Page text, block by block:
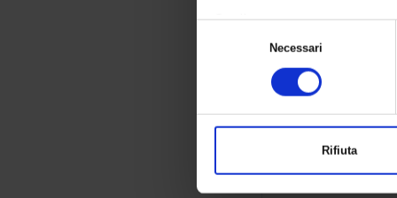
Con il tuo consenso, vorremmo
raccogliere informazioni
Approfondisci come vengono
tuo consenso in qualsiasi
Condividiamo inoltre
pubblicità e social media, i
dei loro servizi.
z
Necessari
Rifiuta
clinical
and
technologies
cognitive